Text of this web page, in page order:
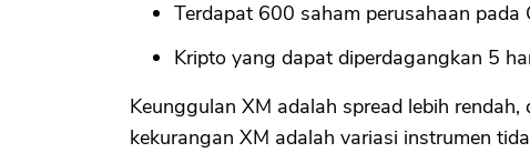
Terdapat 600 saham perusahaan pada
Kripto yang dapat diperdagangkan 5
Keunggulan XM adalah spread lebih
kekurangan XM adalah variasi instrumen